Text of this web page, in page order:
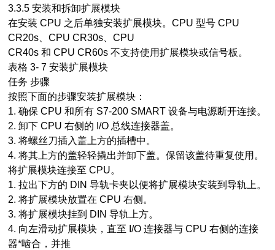
3.3.5 安装和拆卸扩展模块
在安装 CPU 之后单独安装扩展模块。CPU 型号 CPU
CR20s、CPU CR30s、CPU
CR40s 和 CPU CR60s 不支持使用扩展模块或信号板。
表格 3- 7 安装扩展模块
任务 步骤
按照下面的步骤安装扩展模块：
1. 确保 CPU 和所有 S7-200 SMART 设备与电源断开连接。
2. 卸下 CPU 右侧的 I/O 总线连接器盖。
3. 将螺丝刀插入盖上方的插槽中。
4. 将其上方的盖轻轻撬出并卸下盖。保留该盖待重复使用。
将扩展模块连接至 CPU。
1. 拉出下方的 DIN 导轨卡夹以便将扩展模块安装到导轨上。
2. 将扩展模块放置在 CPU 右侧。
3. 将扩展模块挂到 DIN 导轨上方。
4. 向左滑动扩展模块，直至 I/O 连接器与 CPU 右侧的连接
器*啮合，并推